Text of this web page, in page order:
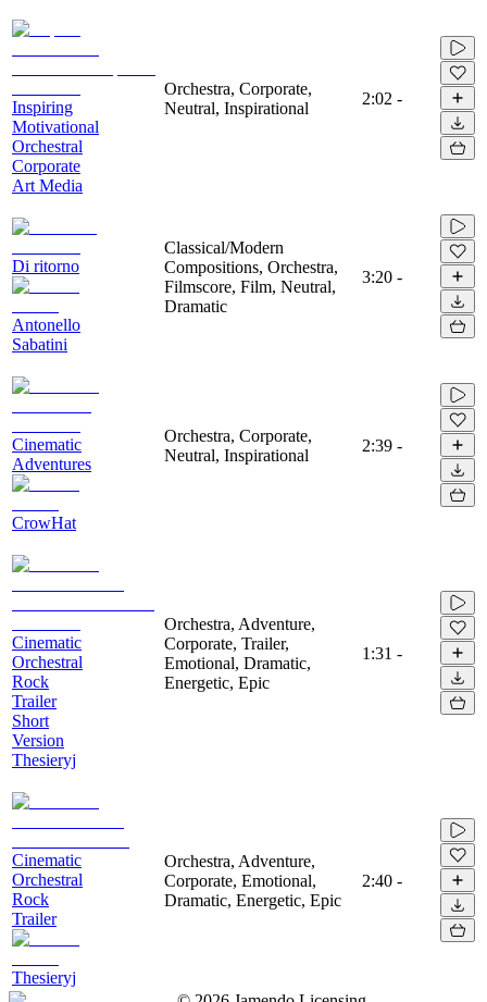
Inspiring
Motivational
Orchestral
Corporate
Art Media
Orchestra, Corporate,
Neutral, Inspirational
2:02 -
Di ritorno
Antonello
Sabatini
Classical/Modern
Compositions, Orchestra,
Filmscore, Film, Neutral,
Dramatic
3:20 -
Cinematic
Adventures
CrowHat
Orchestra, Corporate,
Neutral, Inspirational
2:39 -
Cinematic
Orchestral
Rock
Trailer
Short
Version
Thesieryj
Orchestra, Adventure,
Corporate, Trailer,
Emotional, Dramatic,
Energetic, Epic
1:31 -
Cinematic
Orchestral
Rock
Trailer
Thesieryj
Orchestra, Adventure,
Corporate, Emotional,
Dramatic, Energetic, Epic
2:40 -